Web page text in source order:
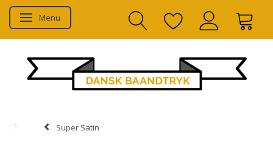
Skifte navigation
Menu
Super Satin